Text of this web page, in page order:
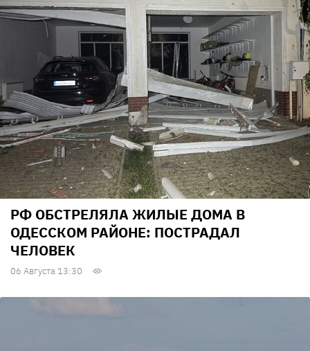
РФ ОБСТРЕЛЯЛА ЖИЛЫЕ ДОМА В
ОДЕССКОМ РАЙОНЕ: ПОСТРАДАЛ
ЧЕЛОВЕК
06 Августа 13:30